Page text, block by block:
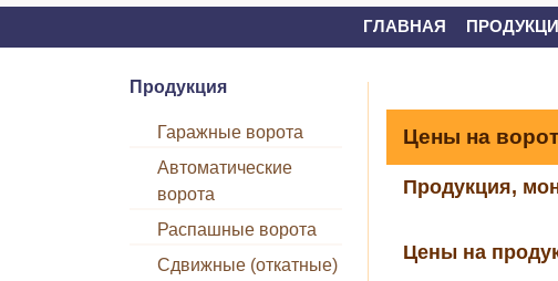
ГЛАВНАЯ
Продукция
Гаражные ворота
Автоматические
ворота
Распашные ворота
Сдвижные (откатные)
Цены на
Продукция,
Цены на